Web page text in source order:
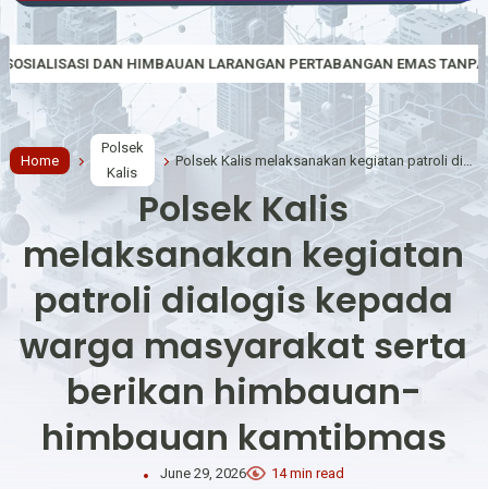
LARANGAN PERTABANGAN EMAS TANPA IJIN (PETI)
Home
Polsek
Kalis
Polsek Kalis melaksanakan kegiatan patroli dialogis kepada warga masyarakat serta berikan himbauan-himbauan kamtibmas
Polsek Kalis
melaksanakan kegiatan
patroli dialogis kepada
warga masyarakat serta
berikan himbauan-
himbauan kamtibmas
June 29, 2026 14 min read